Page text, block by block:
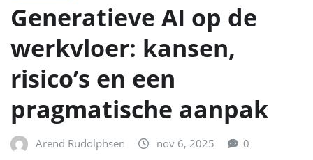
Generatieve AI op de
werkvloer: kansen,
risico’s en een
pragmatische aanpak
Arend Rudolphsen nov 6, 2025 0